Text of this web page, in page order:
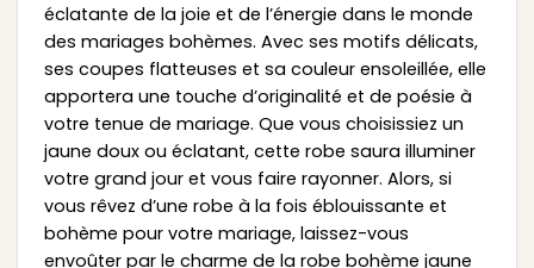
éclatante de la joie et de l’énergie dans le monde
des mariages bohèmes. Avec ses motifs délicats,
ses coupes flatteuses et sa couleur ensoleillée, elle
apportera une touche d’originalité et de poésie à
votre tenue de mariage. Que vous choisissiez un
jaune doux ou éclatant, cette robe saura illuminer
votre grand jour et vous faire rayonner. Alors, si
vous rêvez d’une robe à la fois éblouissante et
bohème pour votre mariage, laissez-vous
envoûter par le charme de la robe bohème jaune